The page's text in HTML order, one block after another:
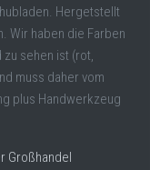
Hergetstellt
Wir haben die Farben
sehen ist (rot,
muss daher vom
plus Handwerkzeug
Großhandel